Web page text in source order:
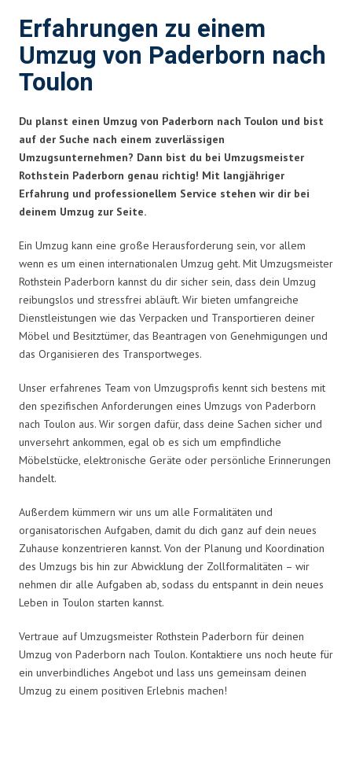
Erfahrungen zu einem
Umzug von Paderborn nach
Toulon
Du planst einen Umzug von Paderborn nach Toulon und bist
auf der Suche nach einem zuverlässigen
Umzugsunternehmen? Dann bist du bei Umzugsmeister
Rothstein Paderborn genau richtig! Mit langjähriger
Erfahrung und professionellem Service stehen wir dir bei
deinem Umzug zur Seite.
Ein Umzug kann eine große Herausforderung sein, vor allem
wenn es um einen internationalen Umzug geht. Mit Umzugsmeister
Rothstein Paderborn kannst du dir sicher sein, dass dein Umzug
reibungslos und stressfrei abläuft. Wir bieten umfangreiche
Dienstleistungen wie das Verpacken und Transportieren deiner
Möbel und Besitztümer, das Beantragen von Genehmigungen und
das Organisieren des Transportweges.
Unser erfahrenes Team von Umzugsprofis kennt sich bestens mit
den spezifischen Anforderungen eines Umzugs von Paderborn
nach Toulon aus. Wir sorgen dafür, dass deine Sachen sicher und
unversehrt ankommen, egal ob es sich um empfindliche
Möbelstücke, elektronische Geräte oder persönliche Erinnerungen
handelt.
Außerdem kümmern wir uns um alle Formalitäten und
organisatorischen Aufgaben, damit du dich ganz auf dein neues
Zuhause konzentrieren kannst. Von der Planung und Koordination
des Umzugs bis hin zur Abwicklung der Zollformalitäten – wir
nehmen dir alle Aufgaben ab, sodass du entspannt in dein neues
Leben in Toulon starten kannst.
Vertraue auf Umzugsmeister Rothstein Paderborn für deinen
Umzug von Paderborn nach Toulon. Kontaktiere uns noch heute für
ein unverbindliches Angebot und lass uns gemeinsam deinen
Umzug zu einem positiven Erlebnis machen!